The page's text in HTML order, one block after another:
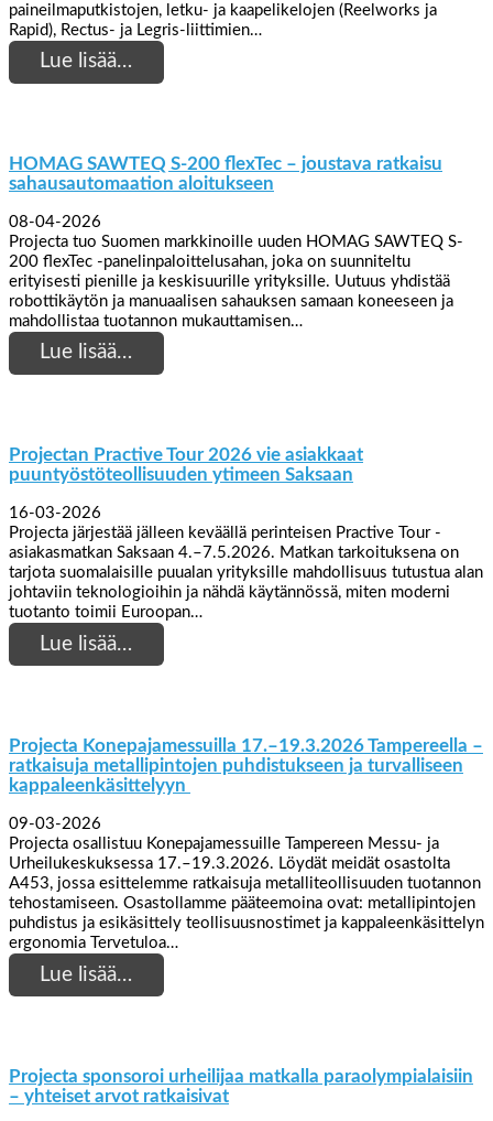
paineilmaputkistojen, letku- ja kaapelikelojen (Reelworks ja
Rapid), Rectus- ja Legris-liittimien…
Lue lisää…
HOMAG SAWTEQ S-200 flexTec – joustava ratkaisu
sahausautomaation aloitukseen
08-04-2026
Projecta tuo Suomen markkinoille uuden HOMAG SAWTEQ S-
200 flexTec -panelinpaloittelusahan, joka on suunniteltu
erityisesti pienille ja keskisuurille yrityksille. Uutuus yhdistää
robottikäytön ja manuaalisen sahauksen samaan koneeseen ja
mahdollistaa tuotannon mukauttamisen…
Lue lisää…
Projectan Practive Tour 2026 vie asiakkaat
puuntyöstöteollisuuden ytimeen Saksaan
16-03-2026
Projecta järjestää jälleen keväällä perinteisen Practive Tour -
asiakasmatkan Saksaan 4.–7.5.2026. Matkan tarkoituksena on
tarjota suomalaisille puualan yrityksille mahdollisuus tutustua alan
johtaviin teknologioihin ja nähdä käytännössä, miten moderni
tuotanto toimii Euroopan…
Lue lisää…
Projecta Konepajamessuilla 17.–19.3.2026 Tampereella –
ratkaisuja metallipintojen puhdistukseen ja turvalliseen
kappaleenkäsittelyyn
09-03-2026
Projecta osallistuu Konepajamessuille Tampereen Messu- ja
Urheilukeskuksessa 17.–19.3.2026. Löydät meidät osastolta
A453, jossa esittelemme ratkaisuja metalliteollisuuden tuotannon
tehostamiseen. Osastollamme pääteemoina ovat: metallipintojen
puhdistus ja esikäsittely teollisuusnostimet ja kappaleenkäsittelyn
ergonomia Tervetuloa…
Lue lisää…
Projecta sponsoroi urheilijaa matkalla paraolympialaisiin
– yhteiset arvot ratkaisivat